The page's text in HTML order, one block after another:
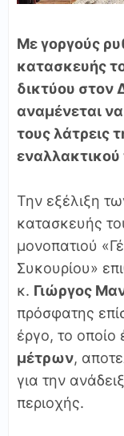
Με γοργούς
κατασκευής
δικτύου στον
αναμένεται
τους λάτρεις
εναλλακτικού
Την εξέλιξη
κατασκευής
μονοπατιού
Συκουρίου»
κ. Γιώργος
πρόσφατης
έργο, το οποίο
μέτρων,
για την
περιοχής.